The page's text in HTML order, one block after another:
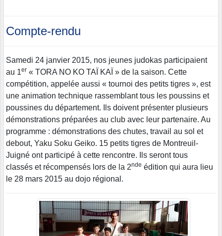
Compte-rendu
Samedi 24 janvier 2015, nos jeunes judokas participaient
au 1er « TORA NO KO TAÏ KAÏ » de la saison. Cette
compétition, appelée aussi « tournoi des petits tigres », est
une animation technique rassemblant tous les poussins et
poussines du département. Ils doivent présenter plusieurs
démonstrations préparées au club avec leur partenaire. Au
programme : démonstrations des chutes, travail au sol et
debout, Yaku Soku Geiko. 15 petits tigres de Montreuil-
Juigné ont participé à cette rencontre. Ils seront tous
classés et récompensés lors de la 2nde édition qui aura lieu
le 28 mars 2015 au dojo régional.